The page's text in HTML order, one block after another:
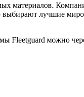
материалов.
выбирают лучшие
Fleetguard можно